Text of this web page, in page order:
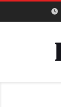
Перейти
вмісту